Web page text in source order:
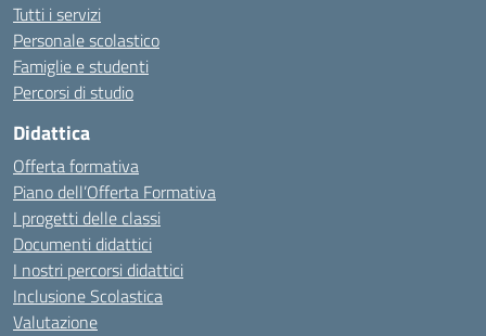
Tutti i servizi
Personale scolastico
Famiglie e studenti
Percorsi di studio
Didattica
Offerta formativa
Piano dell’Offerta Formativa
I progetti delle classi
Documenti didattici
I nostri percorsi didattici
Inclusione Scolastica
Valutazione